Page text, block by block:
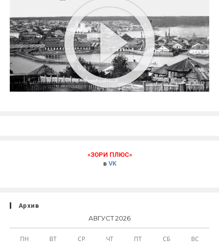
«ЗОРИ ПЛЮС»
в VK
Архив
АВГУСТ 2026
ПН ВТ СР ЧТ ПТ СБ ВС